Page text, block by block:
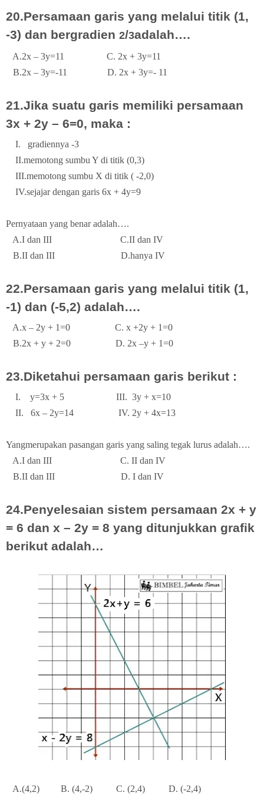
20.Persamaan garis yang melalui titik (1,
-3) dan bergradien 2/3adalah….
A.2x – 3y=11
C. 2x + 3y=11
B.2x – 3y=-11
D. 2x + 3y=- 11
21.Jika suatu garis memiliki persamaan
3x + 2y – 6=0, maka :
I.
gradiennya -3
II.memotong sumbu Y di titik (0,3)
III.memotong sumbu X di titik ( -2,0)
IV.sejajar dengan garis 6x + 4y=9
Pernyataan yang benar adalah….
A.I dan III
C.II dan IV
B.II dan III
D.hanya IV
22.Persamaan garis yang melalui titik (1,
-1) dan (-5,2) adalah….
A.x – 2y + 1=0
C. x +2y + 1=0
B.2x + y + 2=0
D. 2x –y + 1=0
23.Diketahui persamaan garis berikut :
I. y=3x + 5 III. 3y + x=10
II.
6x – 2y=14 IV. 2y + 4x=13
Yangmerupakan pasangan garis yang saling tegak lurus adalah….
A.I dan III
C. II dan IV
B.II dan III
D. I dan IV
24.Penyelesaian sistem persamaan 2x + y
= 6 dan x – 2y = 8 yang ditunjukkan grafik
berikut adalah…
A.(4,2) B. (4,-2) C. (2,4) D. (-2,4)